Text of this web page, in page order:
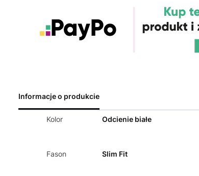
Informacje o produkcie
Kolor Odcienie białe
Fason Slim Fit